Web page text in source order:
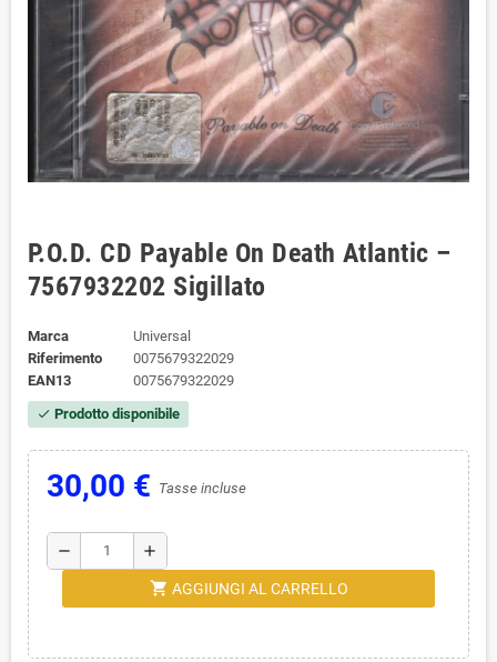
P.O.D. CD Payable On Death Atlantic –
7567932202 Sigillato
Marca
Universal
Riferimento
0075679322029
EAN13
0075679322029
check Prodotto disponibile
30,00 € Tasse incluse
remove add
shopping_cart AGGIUNGI AL CARRELLO